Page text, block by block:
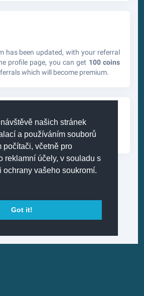
našich stránek
a používáním souborů
počítači, včetně pro
reklamní účely, v souladu s
ochrany vašeho soukromí.
Got it!
has been updated, with your referral
profile page, you can get 100 coins
which will become premium.
for all premium users.